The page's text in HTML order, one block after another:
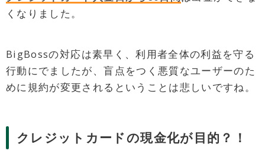
くなりました。
BigBossの対応は素早く、利用者全体の利益を守る
行動にでましたが、盲点をつく悪質なユーザーのた
めに規約が変更されるということは悲しいですね。
クレジットカードの現金化が目的？！